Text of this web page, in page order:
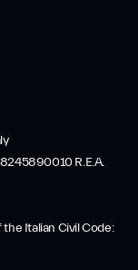
R.E.A.
Italian Civil Code: